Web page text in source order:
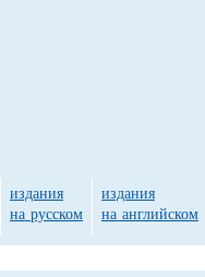
издания
на русском
издания
на английском